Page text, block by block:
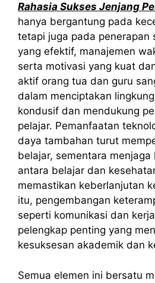
Rahasia Sukses Jenjang
hanya bergantung pada
tetapi juga pada penerapan
yang efektif, manajemen
serta motivasi yang kuat
aktif orang tua dan guru
dalam menciptakan
kondusif dan mendukung
pelajar. Pemanfaatan
daya tambahan turut
belajar, sementara menjaga
antara belajar dan
memastikan keberlanjutan
itu, pengembangan
seperti komunikasi dan
pelengkap penting yang
kesuksesan akademik dan
Semua elemen ini bersatu